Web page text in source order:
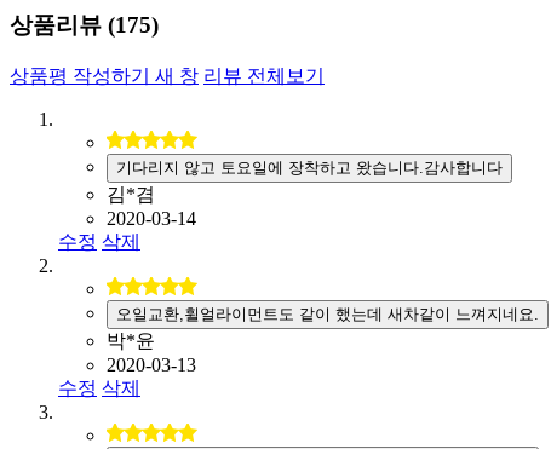
상품리뷰 (175)
상품평 작성하기 새 창 리뷰 전체보기
기다리지 않고 토요일에 장착하고 왔습니다.감사합니다
김*겸
2020-03-14
수정 삭제
오일교환,휠얼라이먼트도 같이 했는데 새차같이 느껴지네요.
박*윤
2020-03-13
수정 삭제